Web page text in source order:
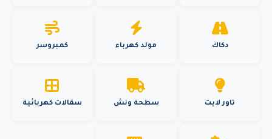
دكاك مولد كهرباء كمبروسر
تاور لايت سطحة ونش سقالات كهربائية